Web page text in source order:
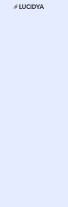
platform